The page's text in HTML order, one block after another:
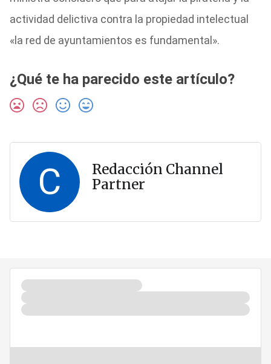
actividad delictiva contra la propiedad intelectual
«la red de ayuntamientos es fundamental».
¿Qué te ha parecido este artículo?
C
Redacción Channel
Partner